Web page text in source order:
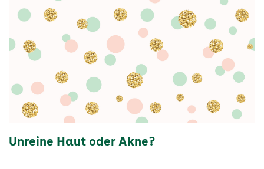
Unreine Haut oder Akne?